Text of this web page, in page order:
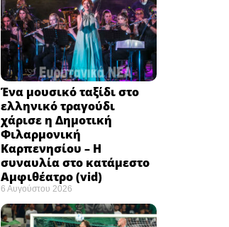
Ένα μουσικό ταξίδι στο
ελληνικό τραγούδι
χάρισε η Δημοτική
Φιλαρμονική
Καρπενησίου – Η
συναυλία στο κατάμεστο
Αμφιθέατρο (vid)
6 Αυγούστου 2026